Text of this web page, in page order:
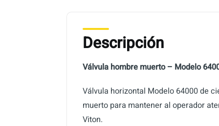
Descripción
Válvula hombre muerto – Modelo
Válvula horizontal Modelo 64000 de
muerto para mantener al operador
Viton.